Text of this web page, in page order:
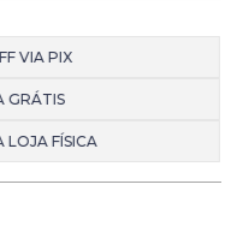
VIA PIX
GRÁTIS
LOJA FÍSICA